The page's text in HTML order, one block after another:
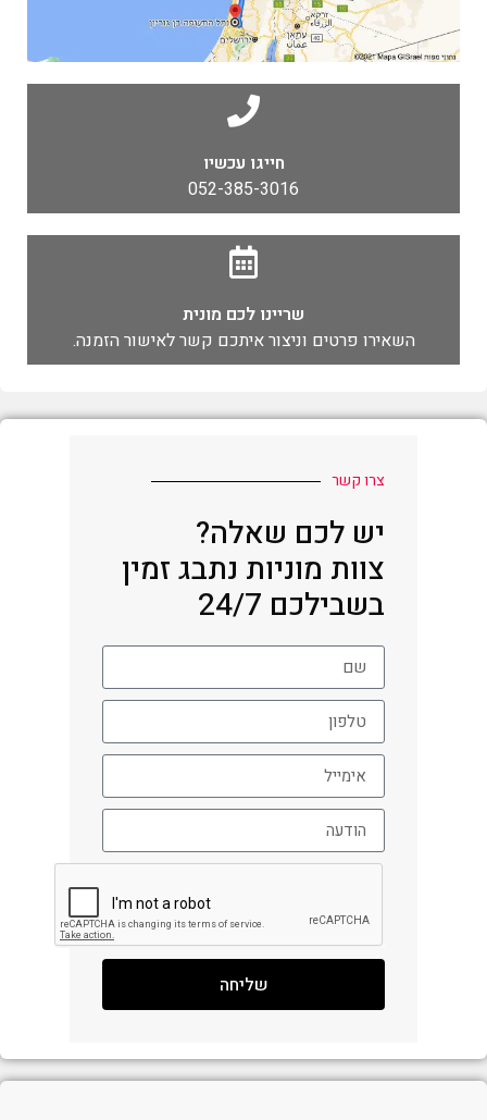
חייגו עכשיו
052-385-3016
שריינו לכם מונית
השאירו פרטים וניצור איתכם קשר לאישור הזמנה.
צרו קשר
יש לכם שאלה?
צוות מוניות נתבג זמין
בשבילכם 24/7
שליחה